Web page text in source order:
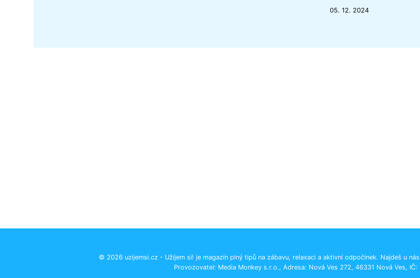
05. 12. 2024
© 2026 uzijemsi.cz - Užijem si! je magazín plný tipů na zábavu, relaxaci a aktivní odpočinek. Najdeš u
Provozovatel: Media Monkey s.r.o., Adresa: Nová Ves 272, 46331 Nová Ves, IČ: